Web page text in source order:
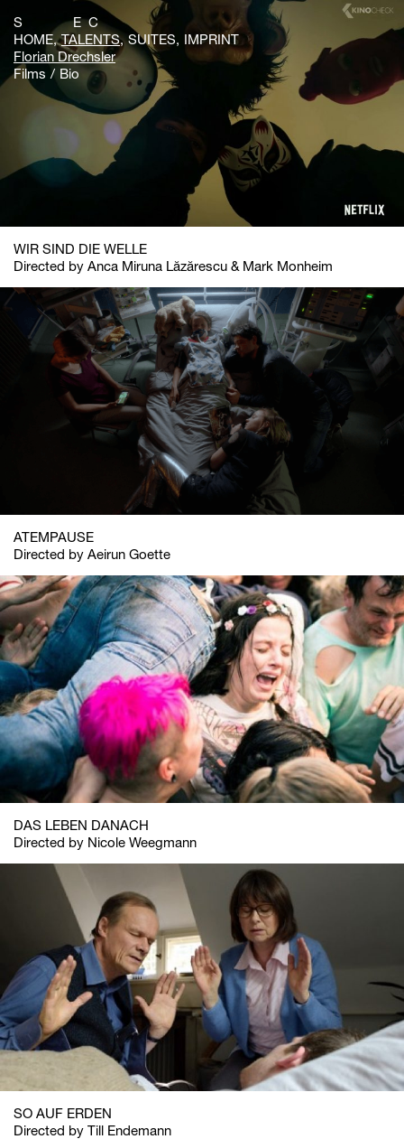
S E C
HOME TALENTS SUITES
IMPRINT
Florian Drechsler
Films
Bio
WIR SIND DIE WELLE
Directed by Anca Miruna Lăzărescu & Mark Monheim
ATEMPAUSE
Directed by Aeirun Goette
DAS LEBEN DANACH
Directed by Nicole Weegmann
SO AUF ERDEN
Directed by Till Endemann